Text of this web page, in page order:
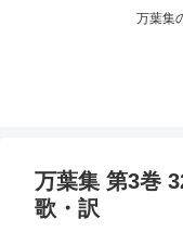
万葉集
万葉集 第3巻
歌・訳